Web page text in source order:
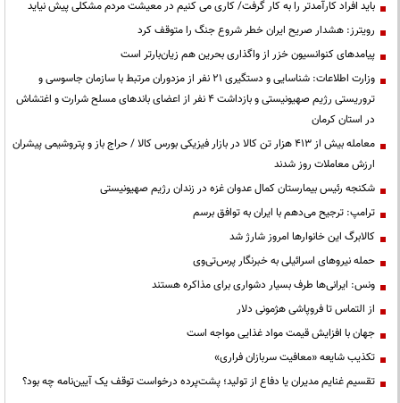
باید افراد کارآمدتر را به کار گرفت/ کاری می کنیم در معیشت مردم مشکلی پیش نیاید
رویترز: هشدار صریح ایران خطر شروع جنگ را متوقف کرد
پیامدهای کنوانسیون خزر از واگذاری بحرین هم زیان‌بارتر است
وزارت اطلاعات: شناسایی و دستگیری ۲۱ نفر از مزدوران مرتبط با سازمان جاسوسی و
تروریستی رژیم صهیونیستی و بازداشت ۴ نفر از اعضای باندهای مسلح شرارت و اغتشاش
در استان کرمان
معامله بیش از ۴۱۳ هزار تن کالا در بازار فیزیکی بورس کالا / حراج باز و پتروشیمی پیشران
ارزش معاملات روز شدند
شکنجه رئیس بیمارستان کمال عدوان غزه در زندان رژیم صهیونیستی
ترامپ: ترجیح می‌دهم با ایران به توافق برسم
کالابرگ این خانوارها امروز شارژ شد
حمله نیروهای اسرائیلی به خبرنگار پرس‌تی‌وی
ونس: ایرانی‌ها طرف بسیار دشواری برای مذاکره هستند
از التماس تا فروپاشی هژمونی دلار
جهان با افزایش قیمت مواد غذایی مواجه است
تکذیب شایعه «معافیت سربازان فراری»
تقسیم غنایم مدیران یا دفاع از تولید؛ پشت‌پرده درخواست توقف یک آیین‌نامه چه بود؟